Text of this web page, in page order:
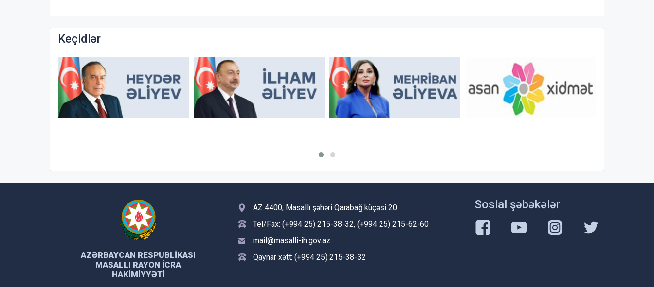
Keçidlər
AZƏRBAYCAN RESPUBLIKASI
MASALLI RAYON İCRA
HAKIMIYYƏTI
AZ 4400, Masallı şəhəri Qarabağ küçəsi 20
Tel/Fax: (+994 25) 215-38-32, (+994 25) 215-62-60
mail@masalli-ih.gov.az
Qaynar xətt: (+994 25) 215-38-32
Sosial şəbəkələr